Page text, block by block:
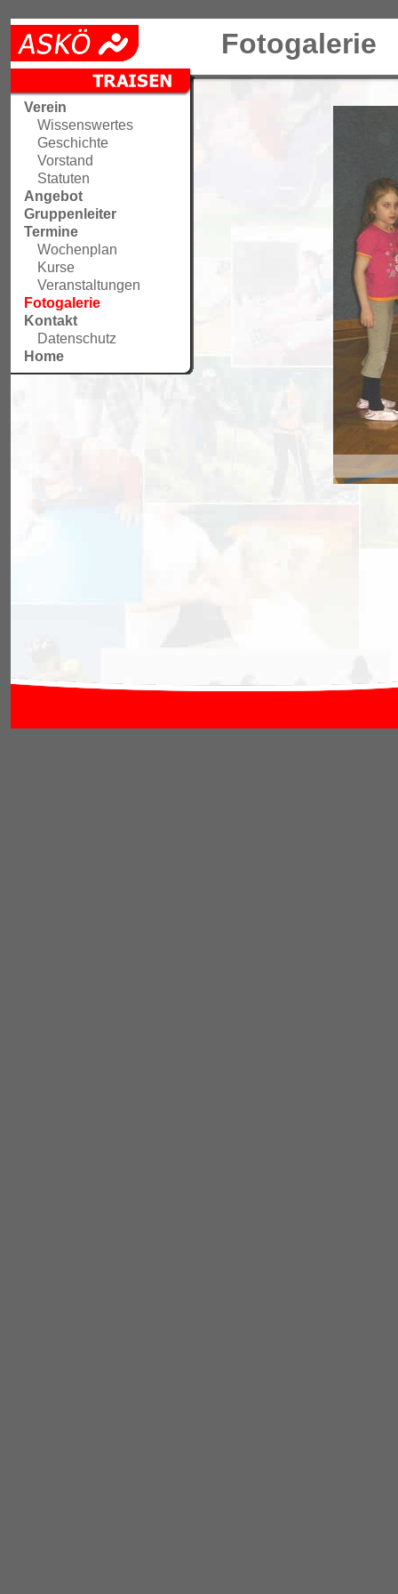
Verein
Wissenswertes
Geschichte
Vorstand
Statuten
Angebot
Gruppenleiter
Termine
Wochenplan
Kurse
Veranstaltungen
Fotogalerie
Kontakt
Datenschutz
Home
Fotogalerie